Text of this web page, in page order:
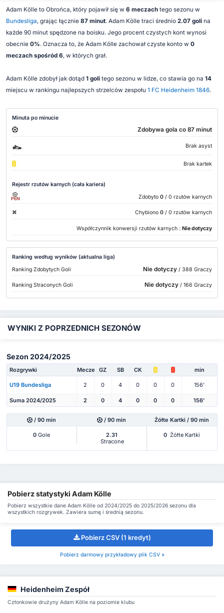
Adam Kölle to Obrońca, który pojawił się w 6 meczachtego sezonu w
Bundesliga, grając łącznie 87 minut. Adam Kölle traci średnio 2.07 golina
każde 90 minut spędzone na boisku. Jego procent czystych kont wynosi
obecnie 0%. Oznacza to, że Adam Kölle zachował czyste konto w 0
meczach spośród 6, w których grał.
Adam Kölle zdobył jak dotąd 1 golitego sezonu w lidze, co stawia go na 14
miejscu w rankingu najlepszych strzelców zespołu 1 FC Heidenheim 1846.
Minuta po minucie
Zdobywa gola co 87 minut
Brak asyst
Brak kartek
Rejestr rzutów karnych (cała kariera)
PEN Zdobyto 0 / 0 rzutów karnych
Chybiono 0 / 0 rzutów karnych
Współczynnik konwersji rzutów karnych : Nie dotyczy
Ranking według wyników (aktualna liga)
Ranking Zdobytych Goli
Nie dotyczy/ 388 Graczy
Ranking Straconych Goli Nie dotyczy/ 166 Graczy
WYNIKI Z POPRZEDNICH SEZONÓW
Sezon 2024/2025
Rozgrywki Mecze GZ SB CK min
U19 Bundesliga 2 0 4 0 0 0 156'
Suma 2024/2025 2 0 4 0 0 0 156'
/ 90 min / 90 min Żółte Kartki / 90 min
0 Gole
2.31
Stracone
0 Żółte Kartki
Pobierz statystyki Adam Kölle
Pobierz wszystkie dane Adam Kölle od 2024/2025 do 2025/2026 sezonu dla
wszystkich rozgrywek. Zawiera sumę i średnią sezonu.
Pobierz CSV (1 kredyt)
Pobierz darmowy przykładowy plik CSV »
Heidenheim Zespół
Członkowie drużyny Adam Kölle na poziomie klubu